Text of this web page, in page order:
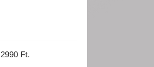
2990 Ft.